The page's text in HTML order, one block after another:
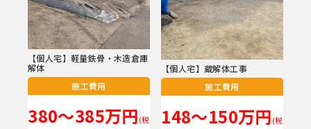
【個人宅】軽量鉄骨・木造倉庫
解体
施工費用
380～385万円(税
【個人宅】蔵解体工事
施工費用
148～150万円(税